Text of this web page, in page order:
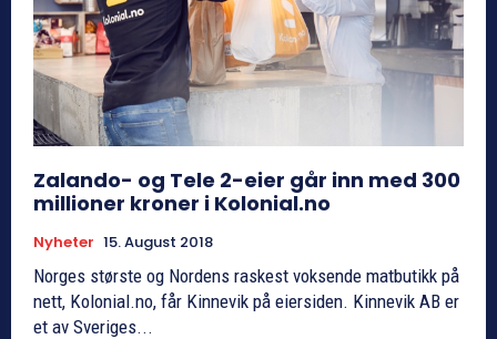
Zalando- og Tele 2-eier går inn med 300
millioner kroner i Kolonial.no
Nyheter 15. August 2018
Norges største og Nordens raskest voksende matbutikk på
nett, Kolonial.no, får Kinnevik på eiersiden. Kinnevik AB er
et av Sveriges...